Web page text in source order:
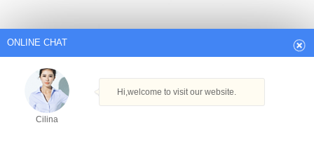
Cilina